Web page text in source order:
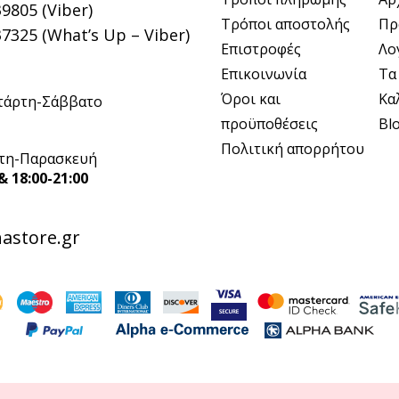
(Viber)
(What’s Up – Viber)
Σάββατο
Παρασκευή
18:00-21:00
Τρόποι αποστολής
Επιστροφές
Επικοινωνία
Όροι και
προϋποθέσεις
Πολιτική απορρήτου